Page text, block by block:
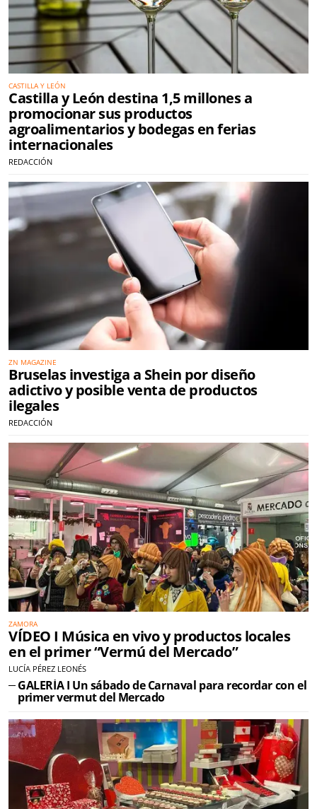
CASTILLA Y LEÓN
Castilla y León destina 1,5 millones a
promocionar sus productos
agroalimentarios y bodegas en ferias
internacionales
REDACCIÓN
ZN MAGAZINE
Bruselas investiga a Shein por diseño
adictivo y posible venta de productos
ilegales
REDACCIÓN
ZAMORA
VÍDEO I Música en vivo y productos locales
en el primer “Vermú del Mercado”
LUCÍA PÉREZ LEONÉS
GALERÍA I Un sábado de Carnaval para recordar con el
primer vermut del Mercado